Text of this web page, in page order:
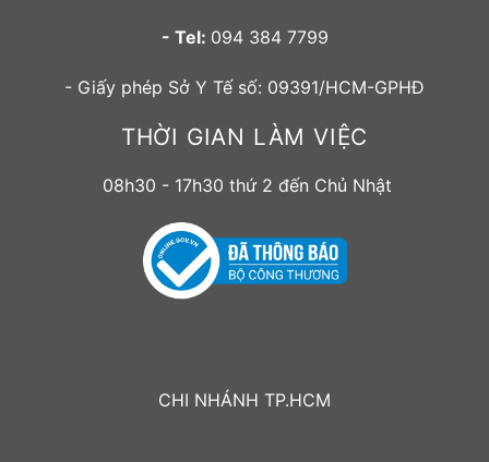
- Tel: 094 384 7799
- Giấy phép Sở Y Tế số: 09391/HCM-GPHĐ
THỜI GIAN LÀM VIỆC
08h30 - 17h30 thứ 2 đến Chủ Nhật
CHI NHÁNH TP.HCM